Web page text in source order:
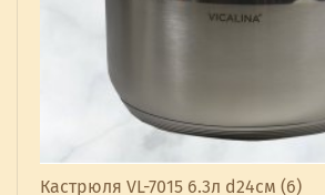
Кастрюля VL-7015 6.3л d24см (6)